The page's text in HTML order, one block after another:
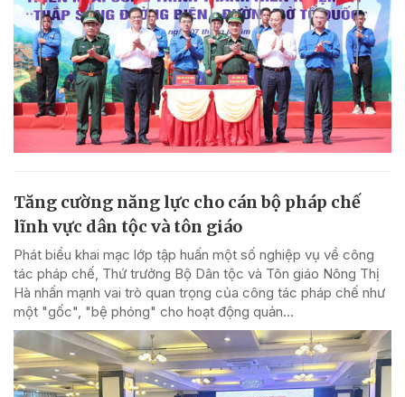
Tăng cường năng lực cho cán bộ pháp chế
lĩnh vực dân tộc và tôn giáo
Phát biểu khai mạc lớp tập huấn một số nghiệp vụ về công
tác pháp chế, Thứ trưởng Bộ Dân tộc và Tôn giáo Nông Thị
Hà nhấn mạnh vai trò quan trọng của công tác pháp chế như
một "gốc", "bệ phóng" cho hoạt động quản...